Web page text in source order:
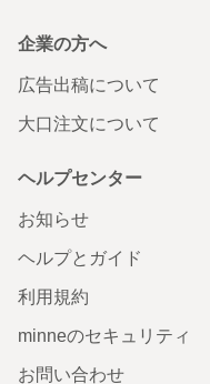
企業の方へ
広告出稿について
大口注文について
ヘルプセンター
お知らせ
ヘルプとガイド
利用規約
minneのセキュリティ
お問い合わせ